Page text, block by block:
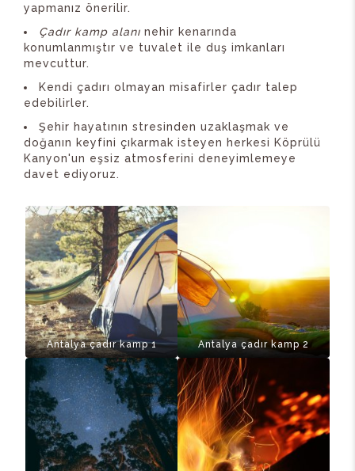
yapmanız önerilir.
Çadır kamp alanı nehir kenarında
konumlanmıştır ve tuvalet ile duş imkanları
mevcuttur.
Kendi çadırı olmayan misafirler çadır talep
edebilirler.
Şehir hayatının stresinden uzaklaşmak ve
doğanın keyfini çıkarmak isteyen herkesi Köprülü
Kanyon'un eşsiz atmosferini deneyimlemeye
davet ediyoruz.
Antalya çadır kamp 1 Antalya çadır kamp 2